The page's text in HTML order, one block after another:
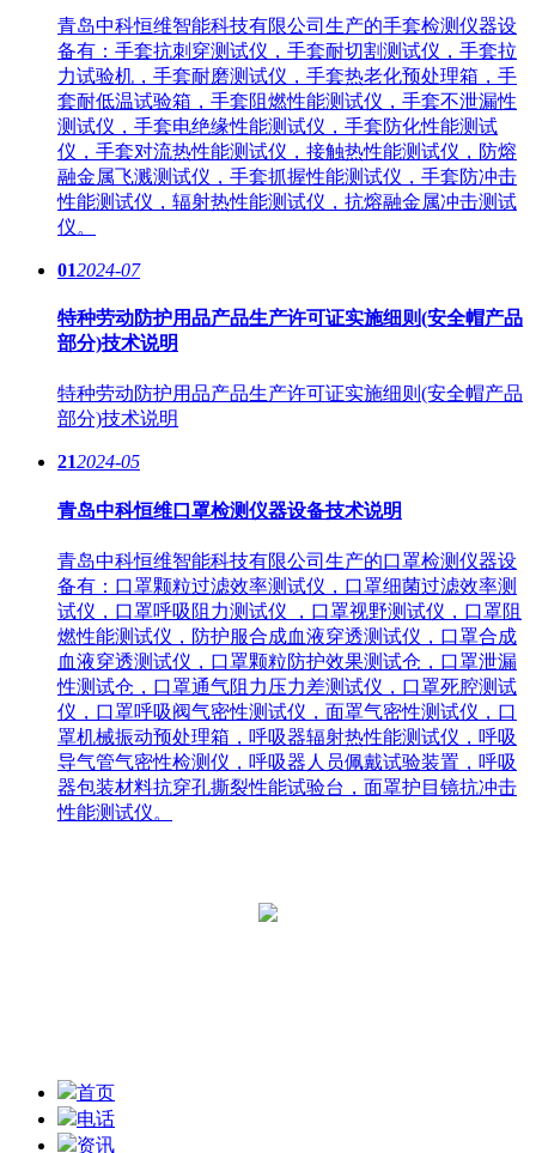
青岛中科恒维智能科技有限公司生产的手套检测仪器设
备有：手套抗刺穿测试仪，手套耐切割测试仪，手套拉
力试验机，手套耐磨测试仪，手套热老化预处理箱，手
套耐低温试验箱，手套阻燃性能测试仪，手套不泄漏性
测试仪，手套电绝缘性能测试仪，手套防化性能测试
仪，手套对流热性能测试仪，接触热性能测试仪，防熔
融金属飞溅测试仪，手套抓握性能测试仪，手套防冲击
性能测试仪，辐射热性能测试仪，抗熔融金属冲击测试
仪。
012024-07
特种劳动防护用品产品生产许可证实施细则(安全帽产品
部分)技术说明
特种劳动防护用品产品生产许可证实施细则(安全帽产品
部分)技术说明
212024-05
青岛中科恒维口罩检测仪器设备技术说明
青岛中科恒维智能科技有限公司生产的口罩检测仪器设
备有：口罩颗粒过滤效率测试仪，口罩细菌过滤效率测
试仪，口罩呼吸阻力测试仪 ，口罩视野测试仪，口罩阻
燃性能测试仪，防护服合成血液穿透测试仪，口罩合成
血液穿透测试仪，口罩颗粒防护效果测试仓，口罩泄漏
性测试仓，口罩通气阻力压力差测试仪，口罩死腔测试
仪，口罩呼吸阀气密性测试仪，面罩气密性测试仪，口
罩机械振动预处理箱，呼吸器辐射热性能测试仪，呼吸
导气管气密性检测仪，呼吸器人员佩戴试验装置，呼吸
器包装材料抗穿孔撕裂性能试验台，面罩护目镜抗冲击
性能测试仪。
首页
电话
资讯